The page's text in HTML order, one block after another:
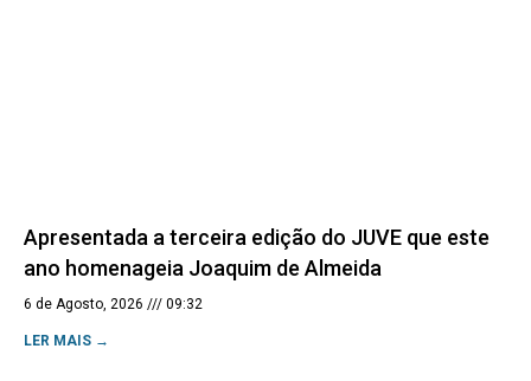
Apresentada a terceira edição do JUVE que este
ano homenageia Joaquim de Almeida
6 de Agosto, 2026 09:32
LER MAIS →